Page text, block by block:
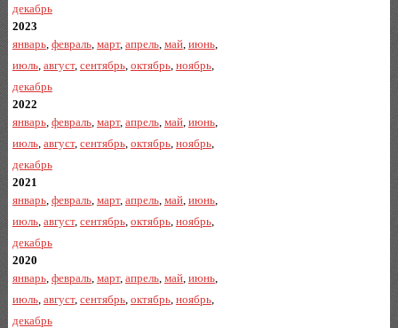
декабрь
2023
январь, февраль, март, апрель, май, июнь,
июль, август, сентябрь, октябрь, ноябрь,
декабрь
2022
январь, февраль, март, апрель, май, июнь,
июль, август, сентябрь, октябрь, ноябрь,
декабрь
2021
январь, февраль, март, апрель, май, июнь,
июль, август, сентябрь, октябрь, ноябрь,
декабрь
2020
январь, февраль, март, апрель, май, июнь,
июль, август, сентябрь, октябрь, ноябрь,
декабрь